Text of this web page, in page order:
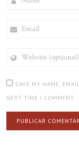
(OPTIONAL)
SAVE MY NAME,
NEXT TIME I COMMENT.